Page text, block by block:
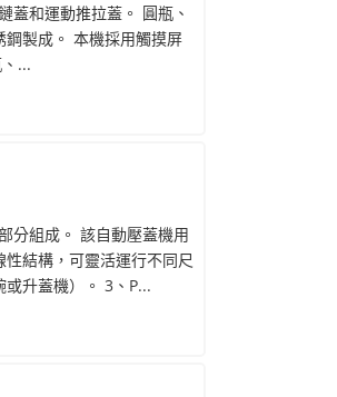
蓋和運動推拉蓋。 圓瓶、
製成。 本機採用觸摸屏
...
分組成。 該自動壓蓋機用
結構，可靈活運行不同尺
升蓋機）。 3、P...